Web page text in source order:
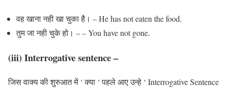
वह खाना नही खा चुका है। – He has not eaten the food.
तुम जा नही चुके हो। – – You have not gone.
(iii) Interrogative sentence–
जिस वाक्य की शुरुआत में ‘ क्या ‘ पहले आए उन्हे ‘ Interrogative Sentence